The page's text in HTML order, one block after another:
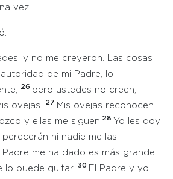
vez.
y no me creyeron. Las cosas
de mi Padre, lo
26 pero ustedes no creen,
ovejas.
27 Mis ovejas reconocen
y ellas me siguen. 28 Yo les doy
ni nadie me las
Padre me ha dado es más grande
lo puede quitar.
30 El Padre y yo